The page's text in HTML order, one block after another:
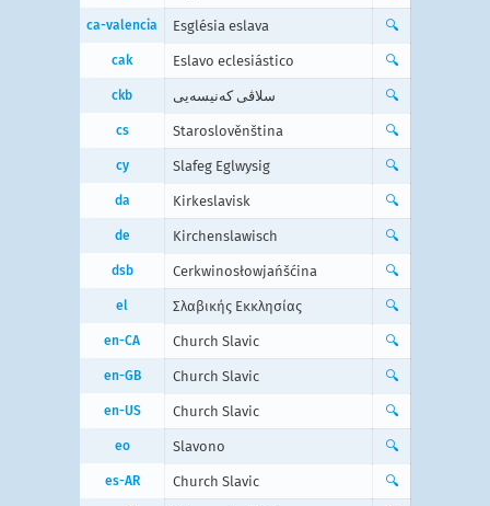
ca-valencia Església eslava 🔍
cak Eslavo eclesiástico 🔍
ckb سلاڤی کەنیسەیی 🔍
cs Staroslověnština 🔍
cy Slafeg Eglwysig 🔍
da Kirkeslavisk 🔍
de Kirchenslawisch 🔍
dsb Cerkwinosłowjańšćina 🔍
el Σλαβικής Εκκλησίας 🔍
en-CA Church Slavic 🔍
en-GB Church Slavic 🔍
en-US Church Slavic 🔍
eo Slavono 🔍
es-AR Church Slavic 🔍